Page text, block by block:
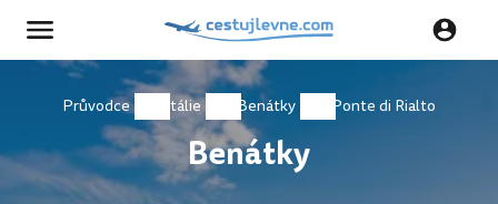
Průvodce Itálie Benátky Ponte di Rialto
Benátky